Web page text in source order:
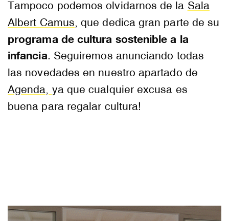
Tampoco podemos olvidarnos de la Sala
Albert Camus, que dedica gran parte de su
programa de cultura sostenible a la
infancia. Seguiremos anunciando todas
las novedades en nuestro apartado de
Agenda, ya que cualquier excusa es
buena para regalar cultura!